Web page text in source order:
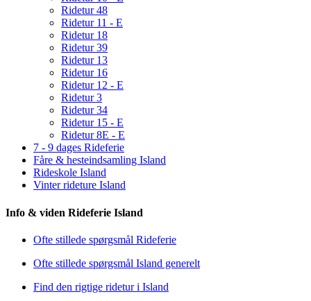
Ridetur 48
Ridetur 11 - E
Ridetur 18
Ridetur 39
Ridetur 13
Ridetur 16
Ridetur 12 - E
Ridetur 3
Ridetur 34
Ridetur 15 - E
Ridetur 8E - E
7 - 9 dages Rideferie
Fåre & hesteindsamling Island
Rideskole Island
Vinter rideture Island
Info & viden Rideferie Island
Ofte stillede spørgsmål Rideferie
Ofte stillede spørgsmål Island generelt
Find den rigtige ridetur i Island